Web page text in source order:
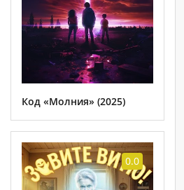
Код «Молния» (2025)
0.0